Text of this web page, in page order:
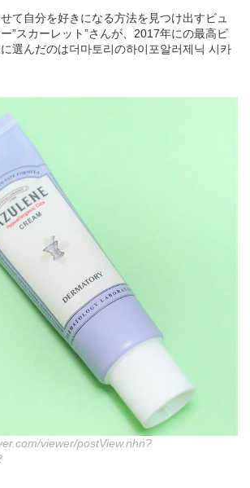
て自分を好きになる方法を見つけ出すビュ
”スカーレット”さんが、2017年にの最高ビ
選んだのは더마토리の하이포알러제닉 시카
viewer/postView.nhn?